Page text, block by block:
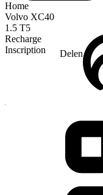
Home
Volvo XC40
1.5 T5
Recharge
Inscription
Delen